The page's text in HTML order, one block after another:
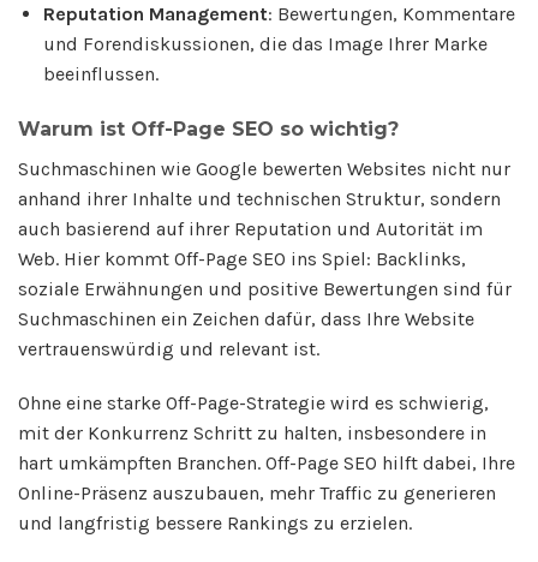
Reputation Management: Bewertungen, Kommentare
und Forendiskussionen, die das Image Ihrer Marke
beeinflussen.
Warum ist Off-Page SEO so wichtig?
Suchmaschinen wie Google bewerten Websites nicht nur
anhand ihrer Inhalte und technischen Struktur, sondern
auch basierend auf ihrer Reputation und Autorität im
Web. Hier kommt Off-Page SEO ins Spiel: Backlinks,
soziale Erwähnungen und positive Bewertungen sind für
Suchmaschinen ein Zeichen dafür, dass Ihre Website
vertrauenswürdig und relevant ist.
Ohne eine starke Off-Page-Strategie wird es schwierig,
mit der Konkurrenz Schritt zu halten, insbesondere in
hart umkämpften Branchen. Off-Page SEO hilft dabei, Ihre
Online-Präsenz auszubauen, mehr Traffic zu generieren
und langfristig bessere Rankings zu erzielen.